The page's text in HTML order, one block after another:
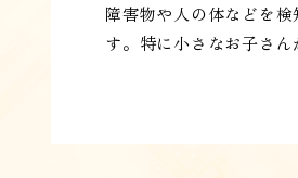
障害物や人の体などを
す。特に小さなお子さ